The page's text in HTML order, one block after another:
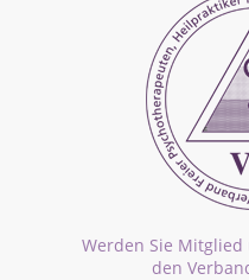
Werden Sie
den